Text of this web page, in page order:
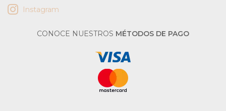
Instagram
CONOCE NUESTROS MÉTODOS DE PAGO